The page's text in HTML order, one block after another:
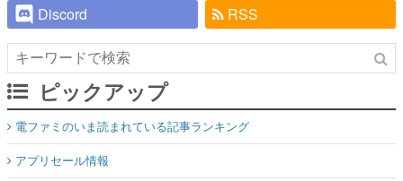
Discord
RSS
ピックアップ
電ファミのいま読まれている記事ランキング
アプリセール情報